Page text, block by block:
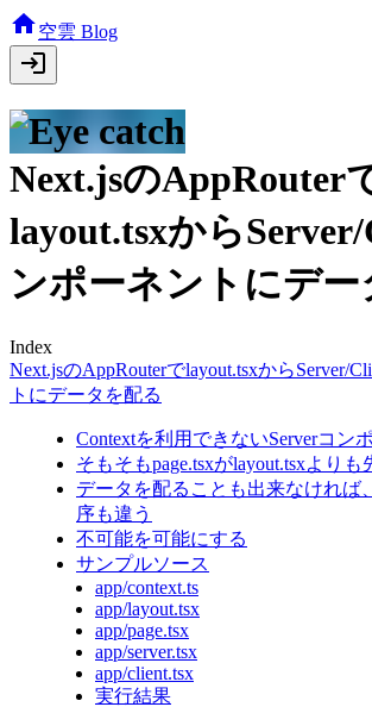
空雲 Blog
Next.jsのAppRouter
layout.tsxから
ンポーネントにデー
Index
Next.jsのAppRouterでlayout.tsxからServer/
トにデータを配る
Contextを利用できないServerコン
そもそもpage.tsxがlayout.tsxより
データを配ることも出来なければ
序も違う
不可能を可能にする
サンプルソース
app/context.ts
app/layout.tsx
app/page.tsx
app/server.tsx
app/client.tsx
実行結果